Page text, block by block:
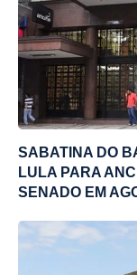
SABATINA DO
LULA PARA
SENADO EM